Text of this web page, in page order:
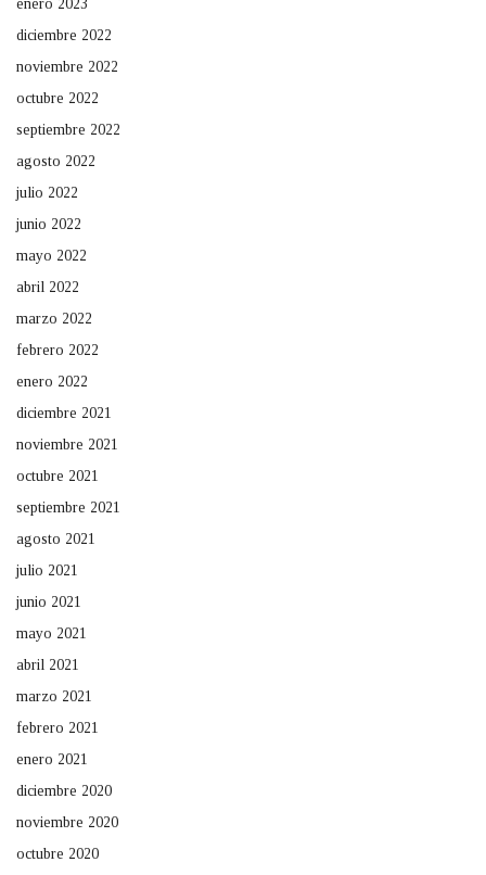
enero 2023
diciembre 2022
noviembre 2022
octubre 2022
septiembre 2022
agosto 2022
julio 2022
junio 2022
mayo 2022
abril 2022
marzo 2022
febrero 2022
enero 2022
diciembre 2021
noviembre 2021
octubre 2021
septiembre 2021
agosto 2021
julio 2021
junio 2021
mayo 2021
abril 2021
marzo 2021
febrero 2021
enero 2021
diciembre 2020
noviembre 2020
octubre 2020